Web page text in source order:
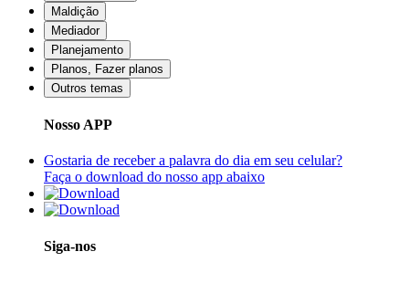
Maldição
Mediador
Planejamento
Planos, Fazer planos
Outros temas
Nosso APP
Gostaria de receber a palavra do dia em seu celular?
Faça o download do nosso app abaixo
Siga-nos